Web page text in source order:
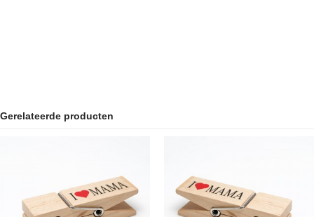
Gerelateerde producten